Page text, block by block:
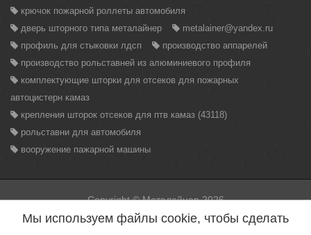
крючок пожарной роллеты автомобиля
дверь шторного типа металайнер
metalainer@yandex.ru
профиль для стыковки лдсп
производство аппарелей
производство рольставней из алюминиевого профиля
комплектующие шторки для отсеков для пожарных
автоцистерн камаз
крепления шторок отсеков для птв камаз (43118)
рольставни для автомобиля
вооружение пажарной машины
Copyright © Металайнер 2026
Вся информация находящаяся на данном сайте, может быть
использована только с разрешения администрации сайта.
Мы используем файлы cookie, чтобы сделать